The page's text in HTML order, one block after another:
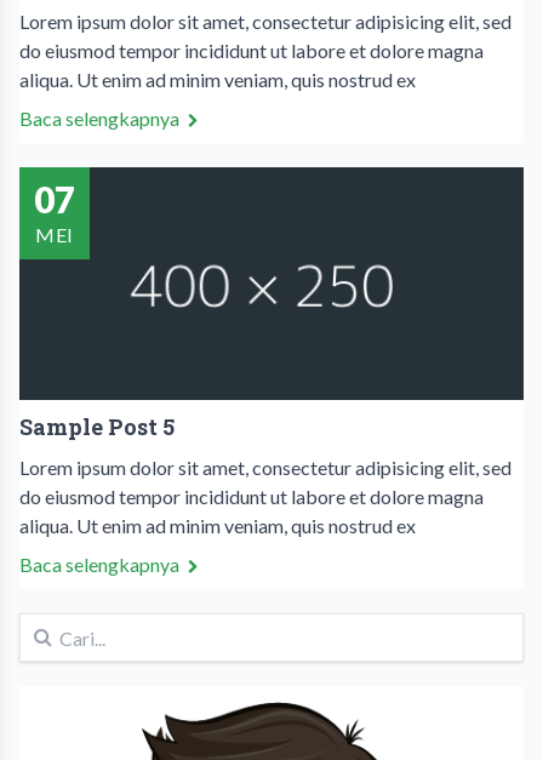
Lorem ipsum dolor sit amet, consectetur adipisicing elit, sed
do eiusmod tempor incididunt ut labore et dolore magna
aliqua. Ut enim ad minim veniam, quis nostrud ex
Baca selengkapnya
07
MEI
Sample Post 5
Lorem ipsum dolor sit amet, consectetur adipisicing elit, sed
do eiusmod tempor incididunt ut labore et dolore magna
aliqua. Ut enim ad minim veniam, quis nostrud ex
Baca selengkapnya